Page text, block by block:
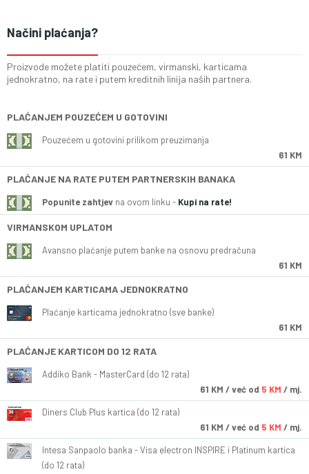
Načini plaćanja?
Proizvode možete platiti pouzećem, virmanski, karticama
jednokratno, na rate i putem kreditnih linija naših partnera.
PLAĆANJEM POUZEĆEM U GOTOVINI
Pouzećem u gotovini prilikom preuzimanja
61 KM
PLAĆANJE NA RATE PUTEM PARTNERSKIH BANAKA
Popunite zahtjev na ovom linku - Kupi na rate!
VIRMANSKOM UPLATOM
Avansno plaćanje putem banke na osnovu predračuna
61 KM
PLAĆANJEM KARTICAMA JEDNOKRATNO
Plaćanje karticama jednokratno (sve banke)
61 KM
PLAĆANJE KARTICOM DO 12 RATA
Addiko Bank - MasterCard (do 12 rata)
61 KM / već od 5 KM / mj.
Diners Club Plus kartica (do 12 rata)
61 KM / već od 5 KM / mj.
Intesa Sanpaolo banka - Visa electron INSPIRE i Platinum kartica
(do 12 rata)